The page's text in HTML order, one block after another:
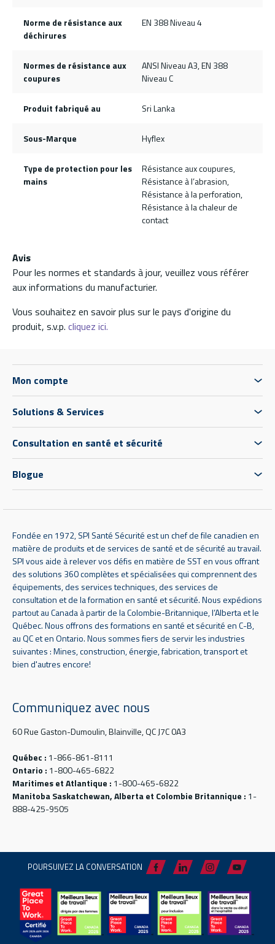
Norme de résistance aux
déchirures
EN 388 Niveau 4
Normes de résistance aux
coupures
ANSI Niveau A3, EN 388
Niveau C
Produit fabriqué au Sri Lanka
Sous-Marque Hyflex
Type de protection pour les
mains
Résistance aux coupures,
Résistance à l’abrasion,
Résistance à la perforation,
Résistance à la chaleur de
contact
Avis
Pour les normes et standards à jour, veuillez vous référer
aux informations du manufacturier.
Vous souhaitez en savoir plus sur le pays d'origine du
produit, s.v.p. cliquez ici.
Mon compte
Solutions & Services
Consultation en santé et sécurité
Blogue
Fondée en 1972, SPI Santé Sécurité est un chef de file canadien en
matière de produits et de services de santé et de sécurité au travail.
SPI vous aide à relever vos défis en matière de SST en vous offrant
des solutions 360 complètes et spécialisées qui comprennent des
équipements, des services techniques, des services de
consultation et de la formation en santé et sécurité. Nous expédions
partout au Canada à partir de la Colombie-Britannique, l’Alberta et le
Québec. Nous offrons des formations en santé et sécurité en C-B,
au QC et en Ontario. Nous sommes fiers de servir les industries
suivantes : Mines, construction, énergie, fabrication, transport et
bien d'autres encore!
Communiquez avec nous
60 Rue Gaston-Dumoulin, Blainville, QC J7C 0A3
Québec : 1-866-861-8111
Ontario : 1-800-465-6822
Maritimes et Atlantique : 1-800-465-6822
Manitoba Saskatchewan, Alberta et Colombie Britannique : 1-
888-425-9505
POURSUIVEZ LA CONVERSATION